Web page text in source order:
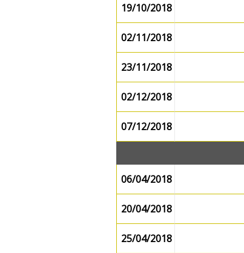
19/10/2018
02/11/2018
23/11/2018
02/12/2018
07/12/2018
06/04/2018
20/04/2018
25/04/2018